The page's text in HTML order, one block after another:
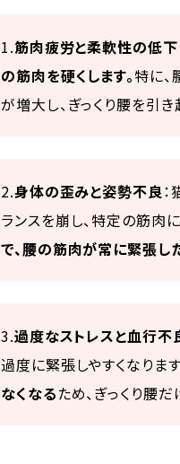
1.筋肉疲労と柔軟性の低下
の筋肉を硬くします。特に
が増大し、ぎっくり腰を引き
2.身体の歪みと姿勢不良
ランスを崩し、特定の筋肉
で、腰の筋肉が常に緊張し
3.過度なストレスと血行不
過度に緊張しやすくなりま
なくなるため、ぎっくり腰